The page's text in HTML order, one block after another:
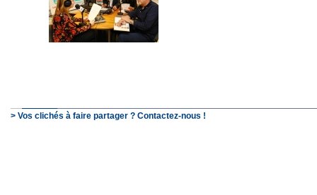
> Vos clichés à faire partager ? Contactez-nous !